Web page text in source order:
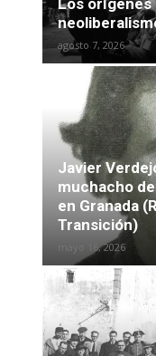
Los
agosto 7, 2026
Javier
muchacho
en Granada
Transición)
mayo 16, 2026